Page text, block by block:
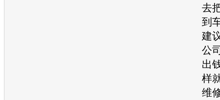
去
到
建
公
出
样
维